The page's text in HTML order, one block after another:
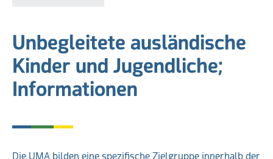
Unbegleitete ausländische
Kinder und Jugendliche;
Informationen
Die UMA bilden eine spezifische Zielgruppe innerhalb der